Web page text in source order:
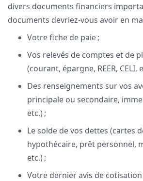
divers documents financiers
documents devriez-vous avoir en
Votre fiche de paie ;
Vos relevés de comptes et de
(courant, épargne, REER, CELI,
Des renseignements sur vos
principale ou secondaire,
etc.) ;
Le solde de vos dettes (cartes
hypothécaire, prêt personnel,
etc.) ;
Votre dernier avis de